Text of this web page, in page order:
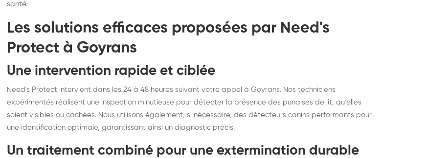
santé.
Les solutions efficaces proposées par Need's
Protect à Goyrans
Une intervention rapide et ciblée
Need's Protect intervient dans les 24 à 48 heures suivant votre appel à Goyrans. Nos techniciens
expérimentés réalisent une inspection minutieuse pour détecter la présence des punaises de lit, qu'elles
soient visibles ou cachées. Nous utilisons également, si nécessaire, des détecteurs canins performants pour
une identification optimale, garantissant ainsi un diagnostic précis.
Un traitement combiné pour une extermination durable